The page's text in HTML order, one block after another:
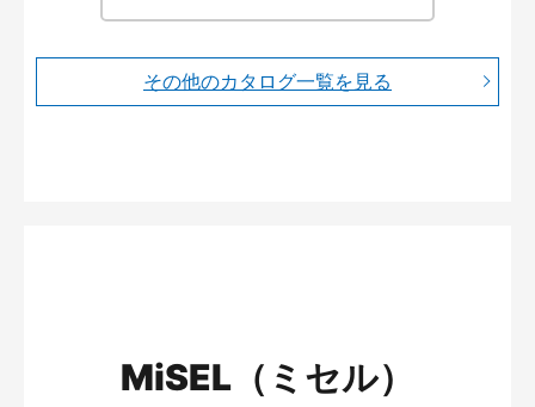
その他のカタログ一覧を見る
MiSEL（ミセル）